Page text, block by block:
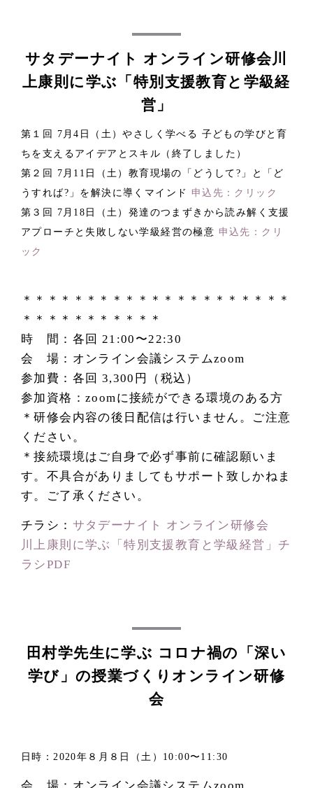
サタデーナイト オンライン研修会川
上康則に学ぶ「特別支援教育と学級経
営」
第１回 7月4日（土）やさしく学べる 子どもの学びと育
ちを支えるアイデアとスキル（終了しました）
第２回 7月11日（土）教育現場の「どうして?」と「ど
うすれば?」を解決に導くマインド 申込先：クリック
第３回 7月18日（土）発達のつまずきから読み解く支援
アプローチと失敗しない学級経営の極意 申込先：クリ
ック
＊＊＊＊＊＊＊＊＊＊＊＊＊＊＊＊＊＊＊＊＊
＊＊＊＊＊＊＊＊＊＊＊
時 間：各回 21:00〜22:30
会 場：オンライン会議システムzoom
参加費：各回 3,300円（税込）
参加資格：zoomに接続ができる環境のある方
＊研修会内容の後日配信は行いません。ご注意
ください。
＊接続環境はご自身で必ず事前に確認願いま
す。不具合がありましてもサポート致しかねま
す。ご了承ください。
チラシ： サタデーナイト オンライン研修会
川上康則に学ぶ「特別支援教育と学級経営」チ
ラシPDF
田村学先生に学ぶ コロナ禍の「深い
学び」の授業づくりオンライン研修
会
日時：2020年８月８日（土）10:00〜11:30